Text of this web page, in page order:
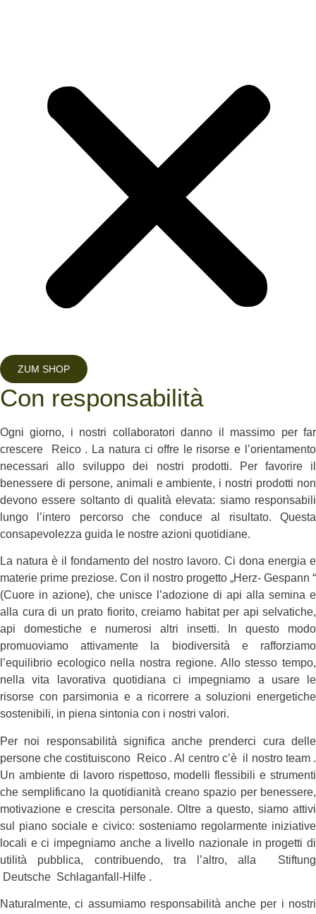
ZUM SHOP
Con responsabilità
Ogni giorno, i nostri collaboratori danno il massimo per far
crescere Reico . La natura ci offre le risorse e l’orientamento
necessari allo sviluppo dei nostri prodotti. Per favorire il
benessere di persone, animali e ambiente, i nostri prodotti non
devono essere soltanto di qualità elevata: siamo responsabili
lungo l’intero percorso che conduce al risultato. Questa
consapevolezza guida le nostre azioni quotidiane.
La natura è il fondamento del nostro lavoro. Ci dona energia e
materie prime preziose. Con il nostro progetto „Herz- Gespann “
(Cuore in azione), che unisce l’adozione di api alla semina e
alla cura di un prato fiorito, creiamo habitat per api selvatiche,
api domestiche e numerosi altri insetti. In questo modo
promuoviamo attivamente la biodiversità e rafforziamo
l’equilibrio ecologico nella nostra regione. Allo stesso tempo,
nella vita lavorativa quotidiana ci impegniamo a usare le
risorse con parsimonia e a ricorrere a soluzioni energetiche
sostenibili, in piena sintonia con i nostri valori.
Per noi responsabilità significa anche prenderci cura delle
persone che costituiscono Reico . Al centro c’è il nostro team .
Un ambiente di lavoro rispettoso, modelli flessibili e strumenti
che semplificano la quotidianità creano spazio per benessere,
motivazione e crescita personale. Oltre a questo, siamo attivi
sul piano sociale e civico: sosteniamo regolarmente iniziative
locali e ci impegniamo anche a livello nazionale in progetti di
utilità pubblica, contribuendo, tra l’altro, alla Stiftung
Deutsche Schlaganfall-Hilfe .
Naturalmente, ci assumiamo responsabilità anche per i nostri